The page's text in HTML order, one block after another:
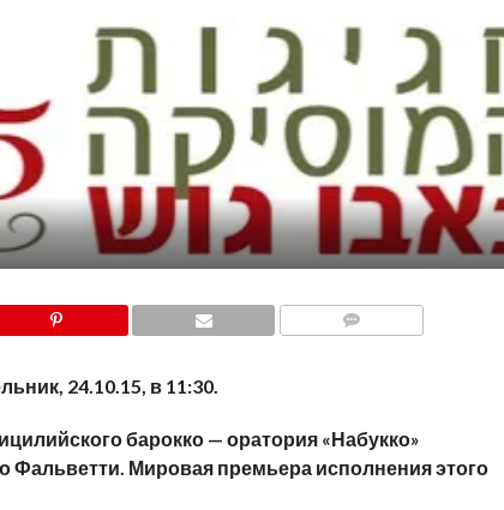
24.10.15, в 11:30.
барокко — оратория «Набукко»
Мировая премьера исполнения этого